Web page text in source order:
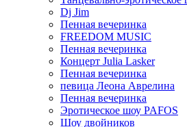
Dj Jim
Пенная вечеринка
FREEDOM MUSIC
Пенная вечеринка
Концерт Julia Lasker
Пенная вечеринка
певица Леона Аврелина
Пенная вечеринка
Эротическое шоу PAFOS
Шоу двойников